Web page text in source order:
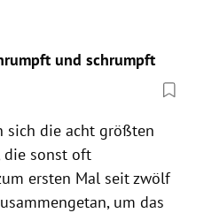
und schrumpft
sich die acht größten
die sonst oft
ersten Mal seit zwölf
um das